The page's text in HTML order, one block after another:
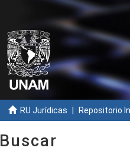
RU Jurídicas Repositorio
Buscar